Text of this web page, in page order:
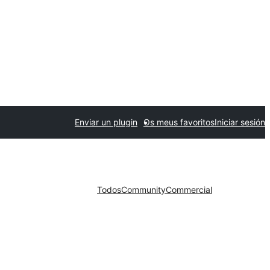
Enviar un plugin Os meus favoritosIniciar sesión
TodosCommunityCommercial